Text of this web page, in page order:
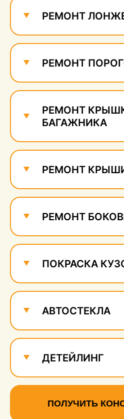
РЕМОНТ
РЕМОНТ
РЕМОНТ
БАГАЖНИКА
РЕМОНТ
РЕМОНТ
ПОКРАСКА
АВТОСТЕКЛА
ДЕТЕЙЛИНГ
ПОЛУЧИТЬ